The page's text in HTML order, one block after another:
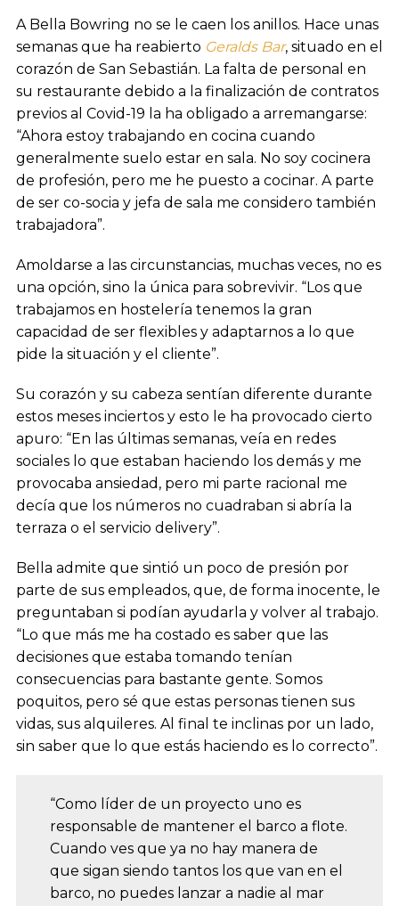
A Bella Bowring no se le caen los anillos. Hace unas
semanas que ha reabierto Geralds Bar, situado en el
corazón de San Sebastián. La falta de personal en
su restaurante debido a la finalización de contratos
previos al Covid-19 la ha obligado a arremangarse:
“Ahora estoy trabajando en cocina cuando
generalmente suelo estar en sala. No soy cocinera
de profesión, pero me he puesto a cocinar. A parte
de ser co-socia y jefa de sala me considero también
trabajadora”.
Amoldarse a las circunstancias, muchas veces, no es
una opción, sino la única para sobrevivir. “Los que
trabajamos en hostelería tenemos la gran
capacidad de ser flexibles y adaptarnos a lo que
pide la situación y el cliente”.
Su corazón y su cabeza sentían diferente durante
estos meses inciertos y esto le ha provocado cierto
apuro: “En las últimas semanas, veía en redes
sociales lo que estaban haciendo los demás y me
provocaba ansiedad, pero mi parte racional me
decía que los números no cuadraban si abría la
terraza o el servicio delivery”.
Bella admite que sintió un poco de presión por
parte de sus empleados, que, de forma inocente, le
preguntaban si podían ayudarla y volver al trabajo.
“Lo que más me ha costado es saber que las
decisiones que estaba tomando tenían
consecuencias para bastante gente. Somos
poquitos, pero sé que estas personas tienen sus
vidas, sus alquileres. Al final te inclinas por un lado,
sin saber que lo que estás haciendo es lo correcto”.
“Como líder de un proyecto uno es
responsable de mantener el barco a flote.
Cuando ves que ya no hay manera de
que sigan siendo tantos los que van en el
barco, no puedes lanzar a nadie al mar